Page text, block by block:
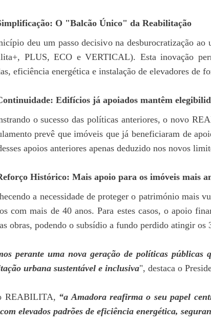
O "Balcão Único" da Reabilitação
deu um passo decisivo na desburocratização
PLUS, ECO e VERTICAL). Esta inovação
eficiência energética e instalação de elevadores de
Edifícios já apoiados mantêm
o sucesso das políticas anteriores, o novo
prevê que imóveis que já beneficiaram de
apoios anteriores apenas deduzido nos novos
Histórico: Mais apoio para os imóveis mais
a necessidade de proteger o património
com mais de 40 anos. Para estes casos, o apoio
obras, podendo o subsídio a fundo perdido atingir os
perante uma nova geração de políticas
urbana sustentável e inclusiva", destaca o
REABILITA, “a Amadora reafirma o seu papel
elevados padrões de eficiência energética,